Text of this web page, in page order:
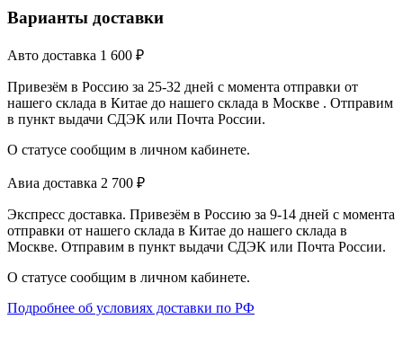
Варианты доставки
Авто доставка 1 600 ₽
Привезём в Россию за 25-32 дней с момента отправки от
нашего склада в Китае до нашего склада в Москве . Отправим
в пункт выдачи СДЭК или Почта России.
О статусе сообщим в личном кабинете.
Авиа доставка 2 700 ₽
Экспресс доставка. Привезём в Россию за 9-14 дней с момента
отправки от нашего склада в Китае до нашего склада в
Москве. Отправим в пункт выдачи СДЭК или Почта России.
О статусе сообщим в личном кабинете.
Подробнее об условиях доставки по РФ